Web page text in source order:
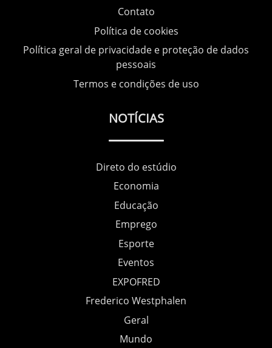
Contato
Política de cookies
Política geral de privacidade e proteção de dados
pessoais
Termos e condições de uso
NOTÍCIAS
Direto do estúdio
Economia
Educação
Emprego
Esporte
Eventos
EXPOFRED
Frederico Westphalen
Geral
Mundo